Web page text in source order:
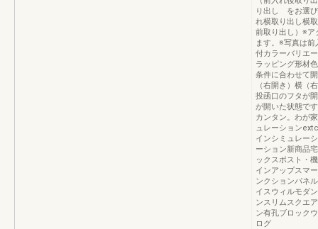
り出し をお選
れ横取り出し横
前取り出し）※ア
ます。※写真は
付カラーバリエ
ラッピング形材
条件に合わせて
（右開き）横（
投函口のフタが
が開いた状態で
カンタン。わが
ュレーション
インシミュレー
ーション新商品
ックスポスト・
インアップスマ
ンクションパネ
イスウィルモダ
ンスリムスクエ
ン有孔ブロック
ログ